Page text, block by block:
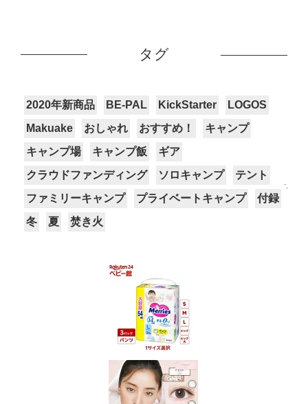
タグ
2020年新商品 BE-PAL KickStarter
LOGOS
Makuake
おしゃれ おすすめ！
キャンプ
キャンプ場
キャンプ飯
ギア
クラウドファンディング
ソロキャンプ
テント
ファミリーキャンプ
プライベートキャンプ
付録
冬
夏 焚き火